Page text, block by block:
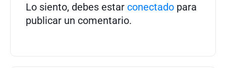
Lo siento, debes estar conectado para
publicar un comentario.